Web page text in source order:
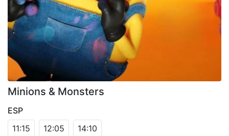
Minions & Monsters
ESP
11:15
12:05 14:10